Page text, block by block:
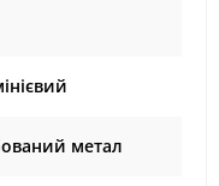
метал